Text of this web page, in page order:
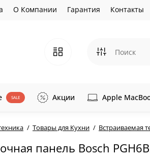
О Компании Гарантия Контакты
SALE Акции Apple
Товары для Кухни Встраиваемая
панель Bosch